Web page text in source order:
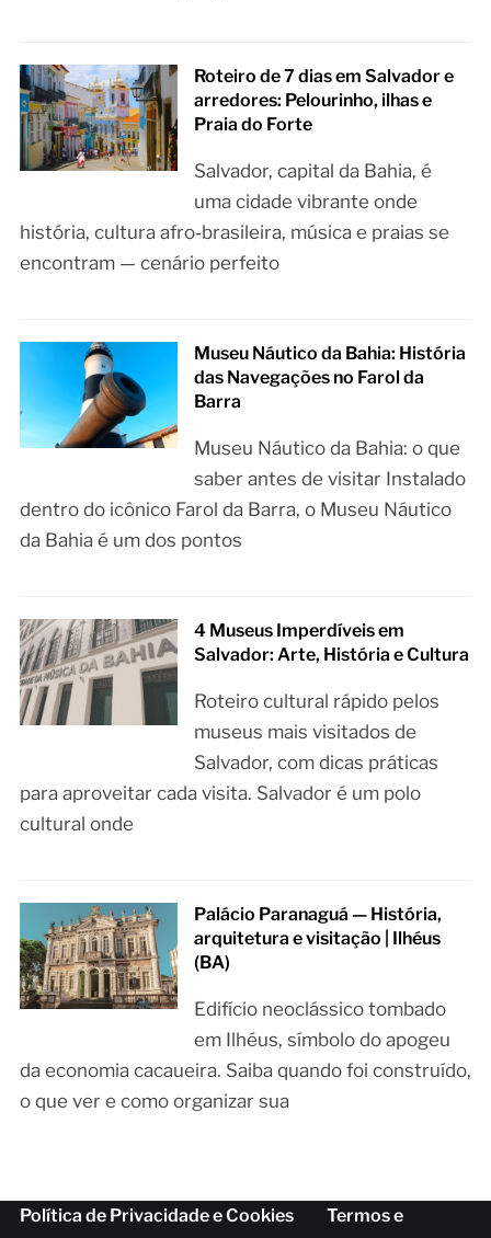
Roteiro de 7 dias em Salvador e
arredores: Pelourinho, ilhas e
Praia do Forte
Salvador, capital da Bahia, é
uma cidade vibrante onde
história, cultura afro‑brasileira, música e praias se
encontram — cenário perfeito
Museu Náutico da Bahia: História
das Navegações no Farol da
Barra
Museu Náutico da Bahia: o que
saber antes de visitar Instalado
dentro do icônico Farol da Barra, o Museu Náutico
da Bahia é um dos pontos
4 Museus Imperdíveis em
Salvador: Arte, História e Cultura
Roteiro cultural rápido pelos
museus mais visitados de
Salvador, com dicas práticas
para aproveitar cada visita. Salvador é um polo
cultural onde
Palácio Paranaguá — História,
arquitetura e visitação | Ilhéus
(BA)
Edifício neoclássico tombado
em Ilhéus, símbolo do apogeu
da economia cacaueira. Saiba quando foi construído,
o que ver e como organizar sua
Política de Privacidade e Cookies
Termos e